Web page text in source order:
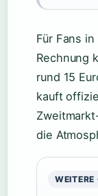
Für Fans
Rechnung
rund 15
kauft
die
WEITERE